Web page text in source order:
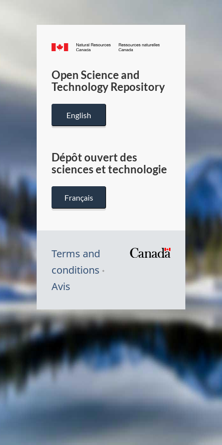
Canada.ca
/
Canada
Open Science and
Technology Repository
English
Dépôt ouvert des
sciences et technologie
Français
Terms and
conditions
Avis
Symbole
du
Canada